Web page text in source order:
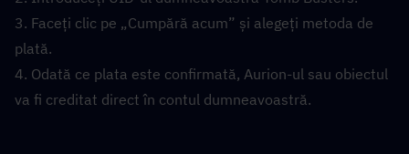
3. Faceți clic pe „Cumpără acum” și alegeți metoda de
plată.
4. Odată ce plata este confirmată, Aurion-ul sau obiectul
va fi creditat direct în contul dumneavoastră.